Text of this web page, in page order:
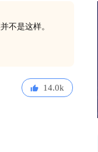
不是这样。
14.0k